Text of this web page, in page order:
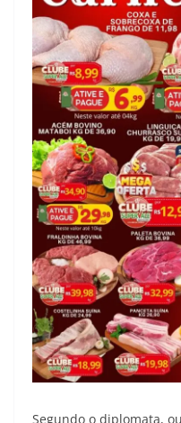
Segundo o diplomata,